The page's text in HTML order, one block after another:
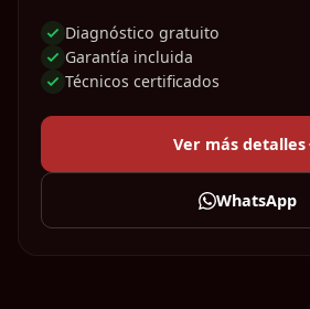
Diagnóstico gratuito
Garantía incluida
Técnicos certificados
Ver más detalles
WhatsApp